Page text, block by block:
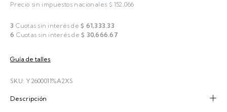
Precio sin impuestos nacionales $ 152,066
3 Cuotas sin interés de $ 61,333.33
6 Cuotas sin interés de $ 30,666.67
Guía de talles
SKU: Y2600011%A2XS
Descripción